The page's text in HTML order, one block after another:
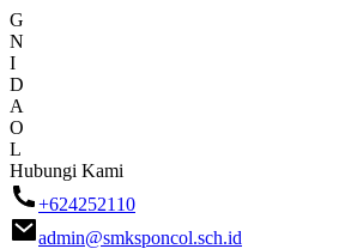
G
N
I
D
A
O
L
Skip
to
content
Hubungi Kami
+624252110
admin@smksponcol.sch.id